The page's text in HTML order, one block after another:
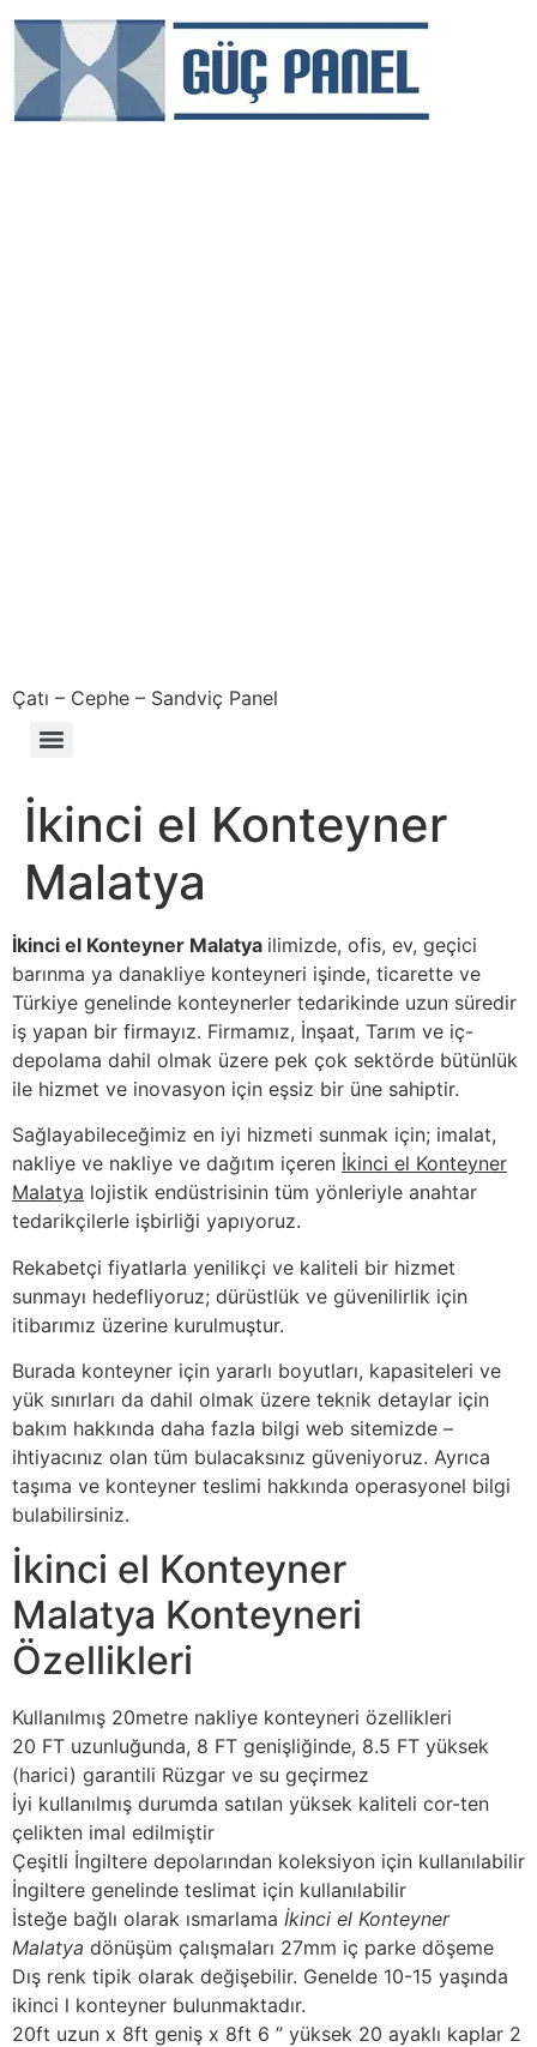
Çatı – Cephe – Sandviç Panel
İkinci el Konteyner
Malatya
İkinci el Konteyner Malatya ilimizde, ofis, ev, geçici
barınma ya danakliye konteyneri işinde, ticarette ve
Türkiye genelinde konteynerler tedarikinde uzun süredir
iş yapan bir firmayız. Firmamız, İnşaat, Tarım ve iç-
depolama dahil olmak üzere pek çok sektörde bütünlük
ile hizmet ve inovasyon için eşsiz bir üne sahiptir.
Sağlayabileceğimiz en iyi hizmeti sunmak için; imalat,
nakliye ve nakliye ve dağıtım içeren İkinci el Konteyner
Malatya lojistik endüstrisinin tüm yönleriyle anahtar
tedarikçilerle işbirliği yapıyoruz.
Rekabetçi fiyatlarla yenilikçi ve kaliteli bir hizmet
sunmayı hedefliyoruz; dürüstlük ve güvenilirlik için
itibarımız üzerine kurulmuştur.
Burada konteyner için yararlı boyutları, kapasiteleri ve
yük sınırları da dahil olmak üzere teknik detaylar için
bakım hakkında daha fazla bilgi web sitemizde –
ihtiyacınız olan tüm bulacaksınız güveniyoruz. Ayrıca
taşıma ve konteyner teslimi hakkında operasyonel bilgi
bulabilirsiniz.
İkinci el Konteyner
Malatya Konteyneri
Özellikleri
Kullanılmış 20metre nakliye konteyneri özellikleri
20 FT uzunluğunda, 8 FT genişliğinde, 8.5 FT yüksek
(harici) garantili Rüzgar ve su geçirmez
İyi kullanılmış durumda satılan yüksek kaliteli cor-ten
çelikten imal edilmiştir
Çeşitli İngiltere depolarından koleksiyon için kullanılabilir
İngiltere genelinde teslimat için kullanılabilir
İsteğe bağlı olarak ısmarlama İkinci el Konteyner
Malatya dönüşüm çalışmaları 27mm iç parke döşeme
Dış renk tipik olarak değişebilir. Genelde 10-15 yaşında
ikinci l konteyner bulunmaktadır.
20ft uzun x 8ft geniş x 8ft 6 ” yüksek 20 ayaklı kaplar 2